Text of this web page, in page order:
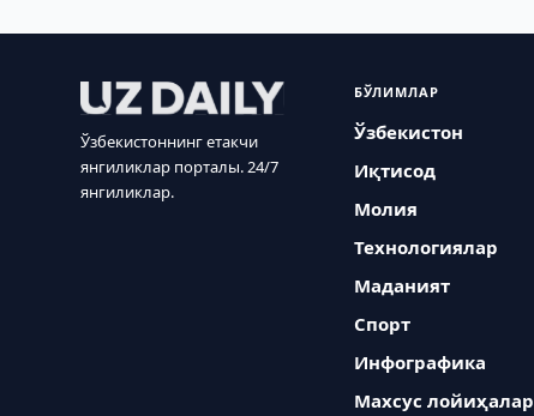
Ўзбекистоннинг етакчи
янгиликлар порталы. 24/7
янгиликлар.
БЎЛИМЛАР
Ўзбекистон
Иқтисод
Молия
Технологиялар
Маданият
Спорт
Инфографика
Махсус лойиҳалар